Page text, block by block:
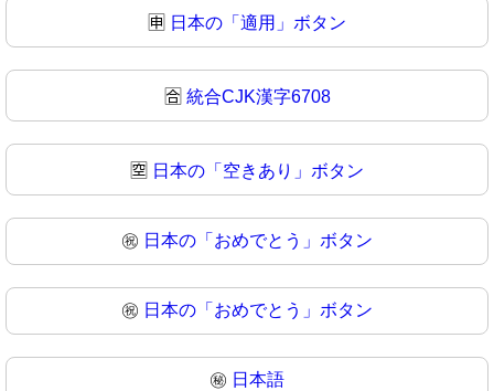
🈸 日本の「適用」ボタン
🈴 統合CJK漢字6708
🈳 日本の「空きあり」ボタン
㊗️ 日本の「おめでとう」ボタン
㊗ 日本の「おめでとう」ボタン
㊙️ 日本語